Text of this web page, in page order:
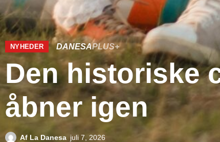
NYHEDER DANESAPLUS+
Den historiske
åbner igen
Af La Danesa juli 7, 2026